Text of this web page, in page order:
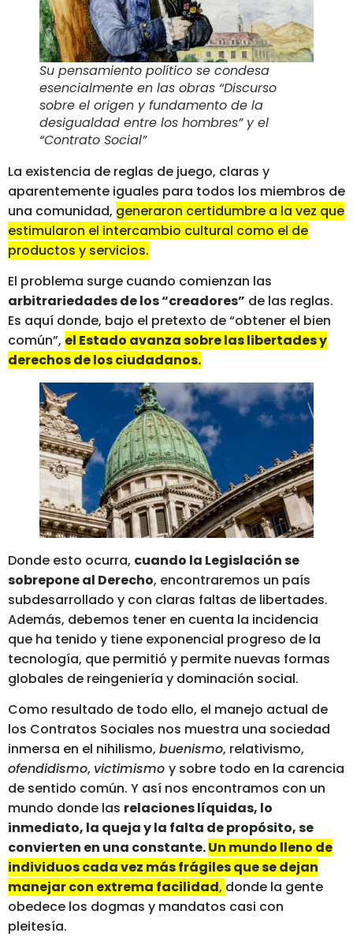
Su pensamiento político se condesa
esencialmente en las obras “Discurso
sobre el origen y fundamento de la
desigualdad entre los hombres” y el
“Contrato Social”
La existencia de reglas de juego, claras y
aparentemente iguales para todos los miembros de
una comunidad, generaron certidumbre a la vez que
estimularon el intercambio cultural como el de
productos y servicios.
El problema surge cuando comienzan las
arbitrariedades de los “creadores” de las reglas.
Es aquí donde, bajo el pretexto de “obtener el bien
común”, el Estado avanza sobre las libertades y
derechos de los ciudadanos.
Donde esto ocurra, cuando la Legislación se
sobrepone al Derecho, encontraremos un país
subdesarrollado y con claras faltas de libertades.
Además, debemos tener en cuenta la incidencia
que ha tenido y tiene exponencial progreso de la
tecnología, que permitió y permite nuevas formas
globales de reingeniería y dominación social.
Como resultado de todo ello, el manejo actual de
los Contratos Sociales nos muestra una sociedad
inmersa en el nihilismo, buenismo, relativismo,
ofendidismo, victimismo y sobre todo en la carencia
de sentido común. Y así nos encontramos con un
mundo donde las relaciones líquidas, lo
inmediato, la queja y la falta de propósito, se
convierten en una constante.Un mundo lleno de
individuos cada vez más frágiles que se dejan
manejar con extrema facilidad, donde la gente
obedece los dogmas y mandatos casi con
pleitesía.